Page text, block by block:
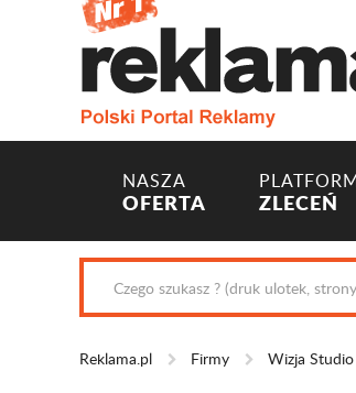
NASZA
OFERTA ZLECEŃ
Reklama.pl Firmy Wizja